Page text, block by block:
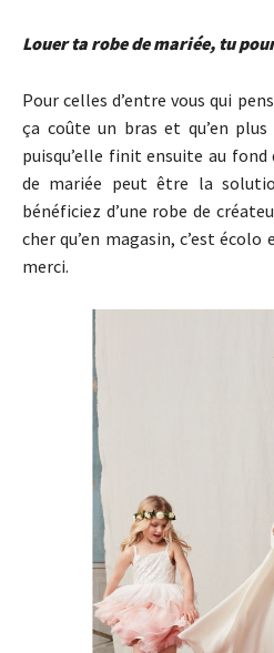
Louer ta robe de mariée, tu
Pour celles d’entre vous qui
ça coûte un bras et qu’en
puisqu’elle finit ensuite au
de mariée peut être la
bénéficiez d’une robe de
cher qu’en magasin, c’est
merci.